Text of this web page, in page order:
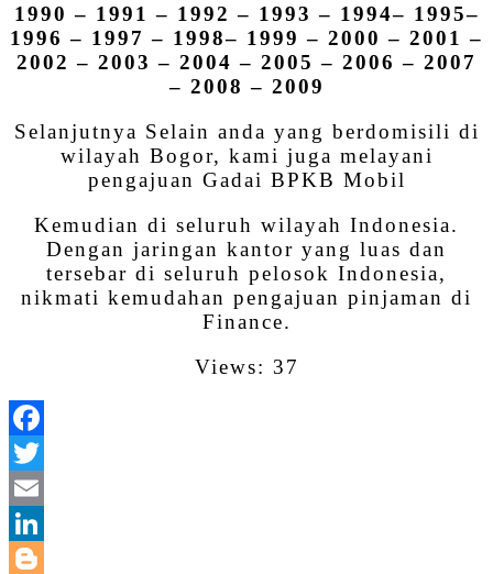
1990 – 1991 – 1992 – 1993 – 1994– 1995–
1996 – 1997 – 1998– 1999 – 2000 – 2001 –
2002 – 2003 – 2004 – 2005 – 2006 – 2007
– 2008 – 2009
Selanjutnya Selain anda yang berdomisili di
wilayah Bogor, kami juga melayani
pengajuan Gadai BPKB Mobil
Kemudian di seluruh wilayah Indonesia.
Dengan jaringan kantor yang luas dan
tersebar di seluruh pelosok Indonesia,
nikmati kemudahan pengajuan pinjaman di
Finance.
Views: 37